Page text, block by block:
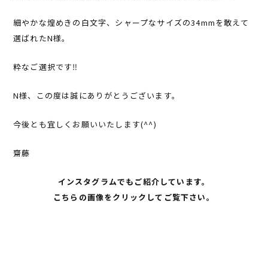
細やかな煌めきの白文字、シャープなサイズの34mmを敢えて
選ばれたN様。
粋なご選択です‼︎
N様、この度は誠にありがとうございます。
今後とも宜しくお願いいたします(^^)
齋藤
インスタグラムでもご紹介しています。
こちらの画像をクリックしてご覧下さい。